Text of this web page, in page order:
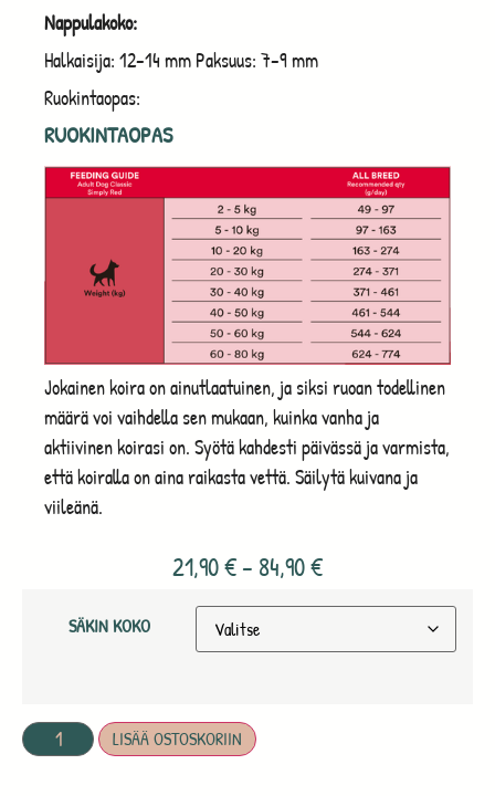
Nappulakoko:
Halkaisija: 12–14 mm Paksuus: 7–9 mm
Ruokintaopas:
RUOKINTAOPAS
Jokainen koira on ainutlaatuinen, ja siksi ruoan todellinen
määrä voi vaihdella sen mukaan, kuinka vanha ja
aktiivinen koirasi on. Syötä kahdesti päivässä ja varmista,
että koiralla on aina raikasta vettä. Säilytä kuivana ja
viileänä.
21,90€– 84,90€
SÄKIN KOKO
LISÄÄ OSTOSKORIIN